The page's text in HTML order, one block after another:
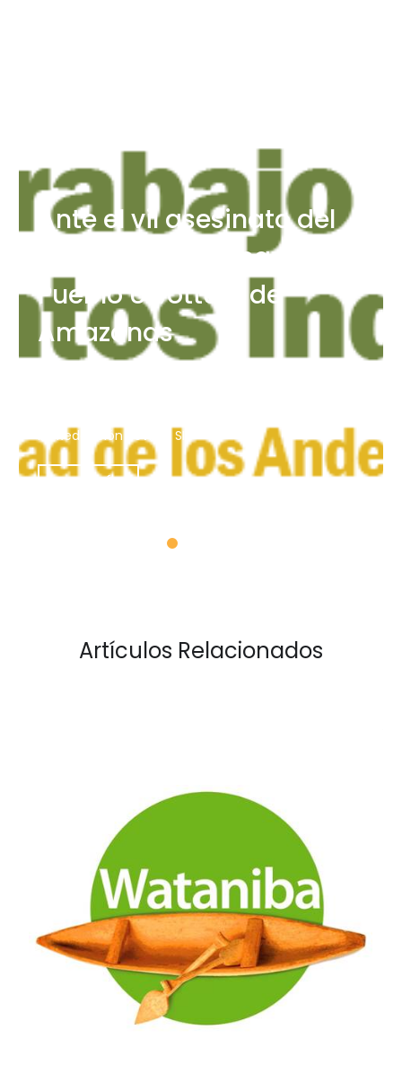
Ante el vil asesinato del
dirigente indígena del
Pueblo Uwottuja de
Amazonas
by Redacción Revista SIC
LEER MÁS
Artículos Relacionados
socioambiental
Amazonía
frente
al
asesinato
del
indígena
Menare